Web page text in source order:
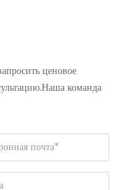
ценовое
команда